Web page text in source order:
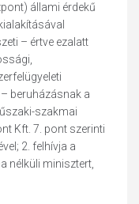
állami érdekű
– értve ezalatt
beruházásnak a
szakmai
Kft. 7. pont szerinti
2. felhívja a
nélküli minisztert,